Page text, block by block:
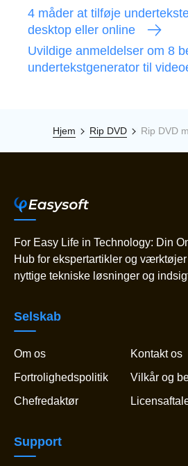
4 måder at tilføje
desktop eller online
Uvildige anmeldelser om 8
undertekstgenerator til
Hjem Rip DVD Rip DVD
For Easy Life in Technology: Din
Hub for ekspertartikler og værktøjer
nyttige tekniske løsninger og
Selskab
Om os
Kontakt os
Fortrolighedspolitik
Vilkår og
Chefredaktør
Support